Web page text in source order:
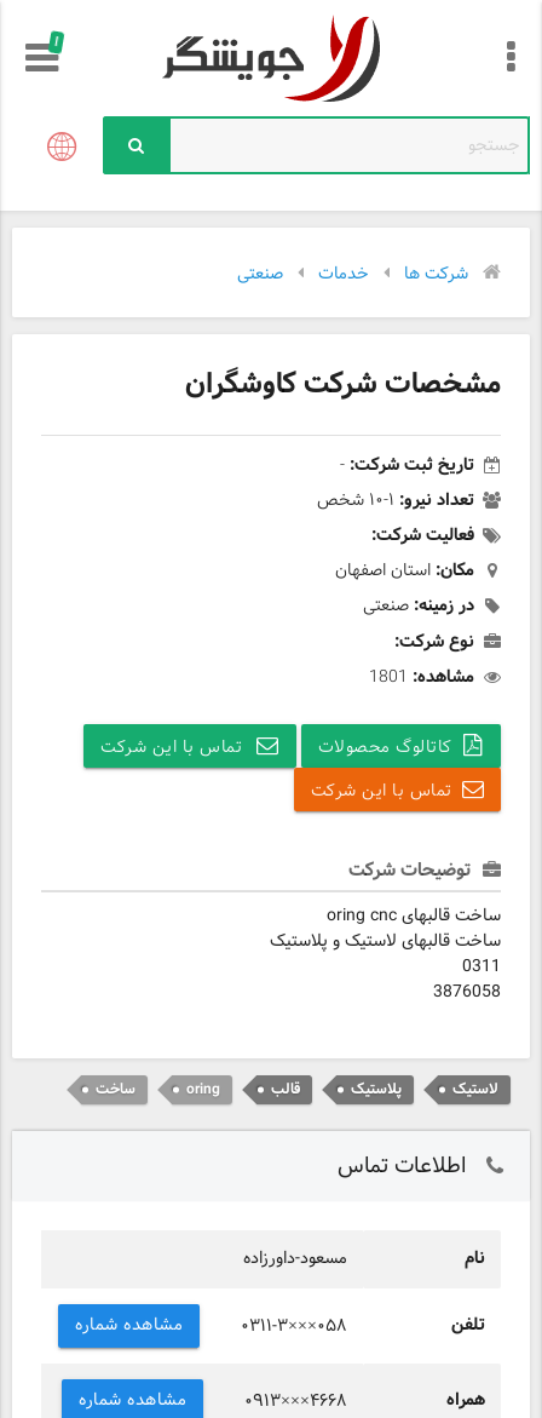
!
شرکت ها خدمات صنعتی
مشخصات شرکت کاوشگران
تاریخ ثبت شرکت: -
تعداد نیرو: ۱-۱۰ شخص
فعالیت شرکت:
مکان: استان اصفهان
در زمینه: صنعتی
نوع شرکت:
مشاهده: 1801
کاتالوگ محصولات
تماس با این شرکت
تماس با این شرکت
توضیحات شرکت
ساخت قالبهای oring cnc
ساخت قالبهای لاستیک و پلاستیک
0311
3876058
لاستیک پلاستیک قالب oring ساخت
اطلاعات تماس
نام مسعود-داورزاده
تلفن ۰۳۱۱-۳×××۰۵۸ مشاهده شماره
همراه ۰۹۱۳×××۴۶۶۸ مشاهده شماره